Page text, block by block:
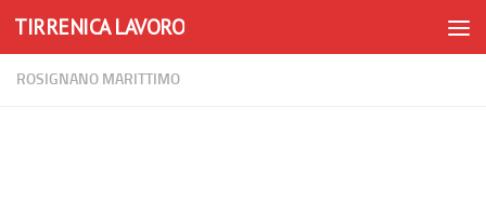
Skip to content
TIRRENICA LAVORO
ROSIGNANO MARITTIMO